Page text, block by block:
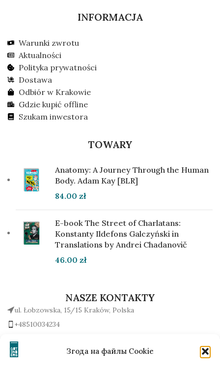
Згода на файлы Cookie
INFORMACJA
Warunki zwrotu
Aktualności
Polityka prywatności
Dostawa
Odbiór w Krakowie
Gdzie kupić offline
Szukam inwestora
TOWARY
Anatomy: A Journey Through the Human
Body. Adam Kay [BLR]
84.00 zł
E-book The Street of Charlatans:
Konstanty Ildefons Galczyński in
Translations by Andrei Chadanovič
46.00 zł
NASZE KONTAKTY
ul. Łobzowska, 15/15 Kraków, Polska
+48510034234
Napisz do nas!